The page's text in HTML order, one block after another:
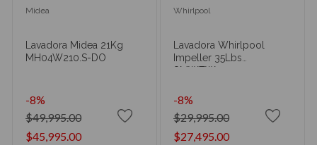
Midea
Lavadora Midea 21Kg
MH04W210.S-DO
$45,995.00
$49,995.00
-8%
Whirlpool
Lavadora Whirlpool
Impeller 35Lbs
8MWTW1
$27,495.00
$29,995.00
-8%